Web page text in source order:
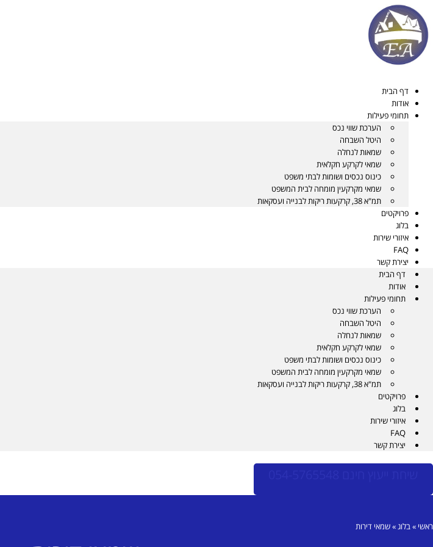
לתוכן
דף הבית
אודות
תחומי פעילות
הערכת שווי נכס
היטל השבחה
שמאות לנחלה
שמאי לקרקע חקלאית
כינוס נכסים ושומות לבתי משפט
שמאי מקרקעין מומחה לבית המשפט
תמ"א 38, קרקעות ריקות לבנייה ועסקאות
פרויקטים
בלוג
איזורי שירות
FAQ
יצירת קשר
דף הבית
אודות
תחומי פעילות
הערכת שווי נכס
היטל השבחה
שמאות לנחלה
שמאי לקרקע חקלאית
כינוס נכסים ושומות לבתי משפט
שמאי מקרקעין מומחה לבית המשפט
תמ"א 38, קרקעות ריקות לבנייה ועסקאות
פרויקטים
בלוג
איזורי שירות
FAQ
יצירת קשר
ראשי »בלוג»שמאי דירות